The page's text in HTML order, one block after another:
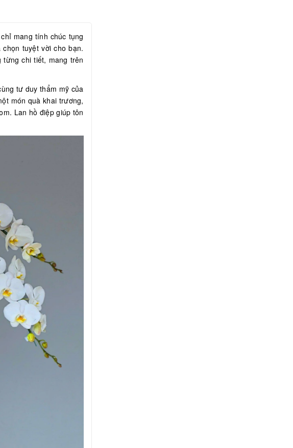
mang tính chúc tụng
tuyệt vời cho bạn.
chi tiết, mang trên
tư duy thẩm mỹ của
món quà khai trương,
Lan hồ điệp giúp tôn